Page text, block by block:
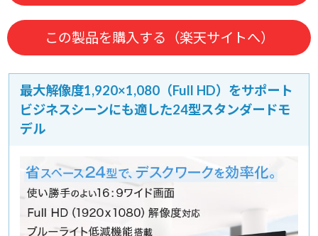
この製品を購入する（楽天サイトへ）
最大解像度1,920×1,080（Full HD）をサポート
ビジネスシーンにも適した24型スタンダードモ
デル